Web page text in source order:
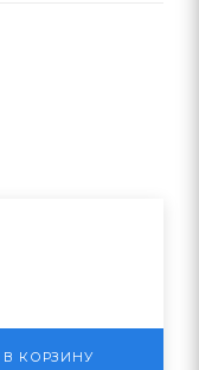
В КОРЗИНУ